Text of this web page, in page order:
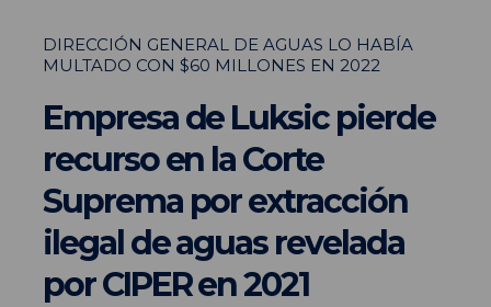
DIRECCIÓN GENERAL DE AGUAS LO HABÍA
MULTADO CON $60 MILLONES EN 2022
Empresa de Luksic pierde
recurso en la Corte
Suprema por extracción
ilegal de aguas revelada
por CIPER en 2021